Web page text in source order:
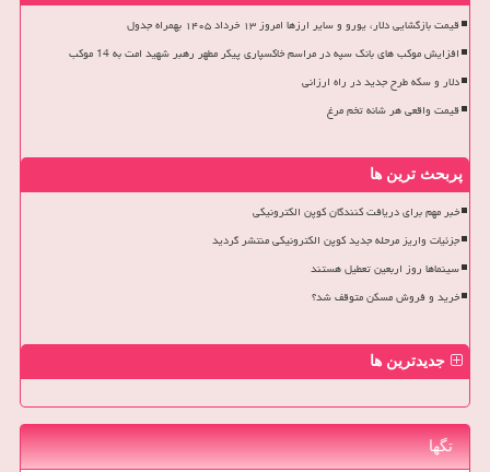
قیمت بازگشایی دلار، یورو و سایر ارزها امروز ۱۳ خرداد ۱۴۰۵ بهمراه جدول
افزایش موکب های بانک سپه در مراسم خاکسپاری پیکر مطهر رهبر شهید امت به 14 موکب
دلار و سکه طرح جدید در راه ارزانی
قیمت واقعی هر شانه تخم مرغ
پربحث ترین ها
خبر مهم برای دریافت کنندگان کوپن الکترونیکی
جزئیات واریز مرحله جدید کوپن الکترونیکی منتشر گردید
سینماها روز اربعین تعطیل هستند
خرید و فروش مسکن متوقف شد؟
جدیدترین ها
تگها